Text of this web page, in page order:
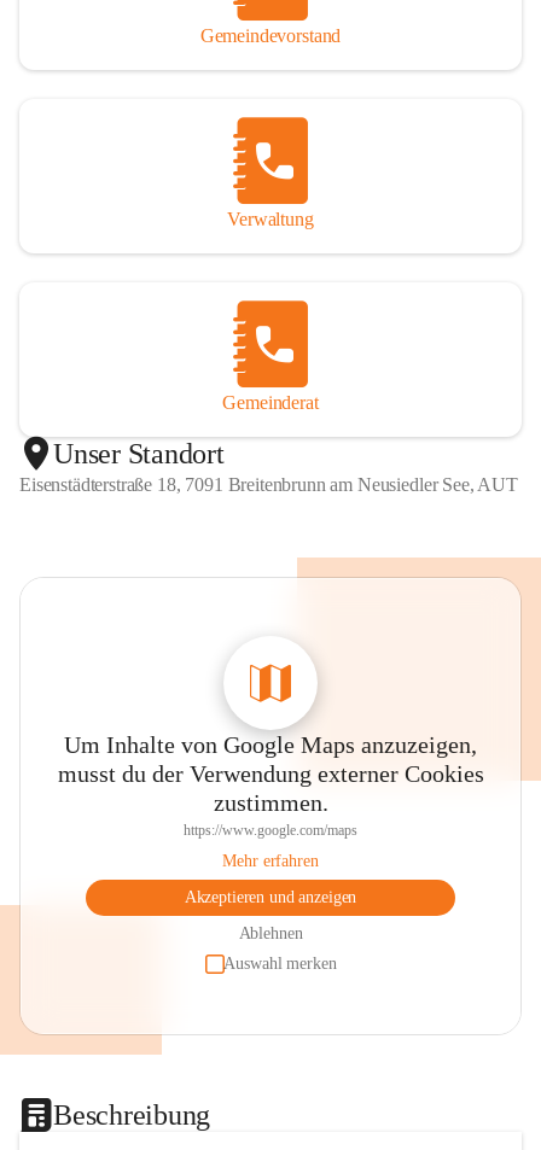
Gemeindevorstand
Verwaltung
Gemeinderat
Unser Standort
Eisenstädterstraße 18, 7091 Breitenbrunn am Neusiedler See, AUT
Um Inhalte von Google Maps anzuzeigen,
musst du der Verwendung externer Cookies
zustimmen.
https://www.google.com/maps
Mehr erfahren
Akzeptieren und anzeigen
Ablehnen
Auswahl merken
Beschreibung